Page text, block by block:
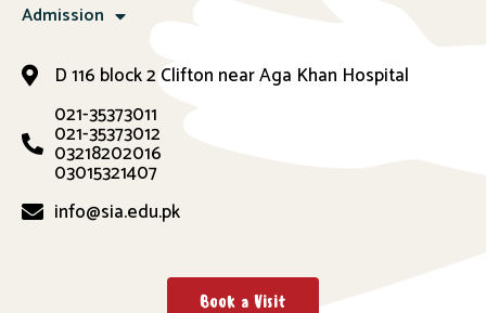
Admission
D 116 block 2 Clifton near Aga Khan Hospital
021-35373011
021-35373012
03218202016
03015321407
info@sia.edu.pk
Book a Visit